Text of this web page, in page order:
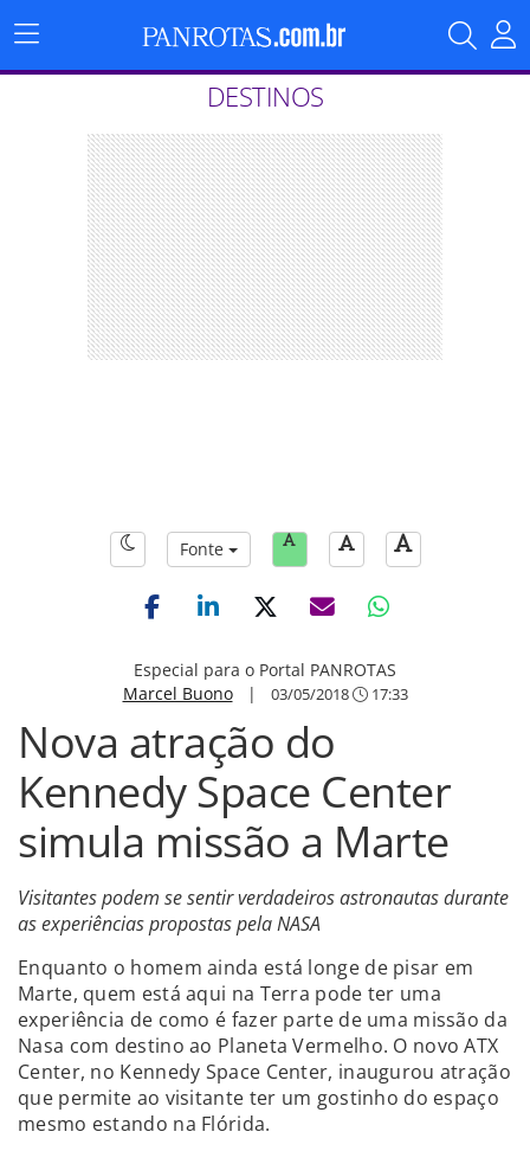
Menu
Principal
DESTINOS
Fonte
Especial para o Portal PANROTAS
Marcel Buono| 03/05/2018 17:33
Nova atração do
Kennedy Space Center
simula missão a Marte
Visitantes podem se sentir verdadeiros astronautas durante
as experiências propostas pela NASA
Enquanto o homem ainda está longe de pisar em
Marte, quem está aqui na Terra pode ter uma
experiência de como é fazer parte de uma missão da
Nasa com destino ao Planeta Vermelho. O novo ATX
Center, no Kennedy Space Center, inaugurou atração
que permite ao visitante ter um gostinho do espaço
mesmo estando na Flórida.